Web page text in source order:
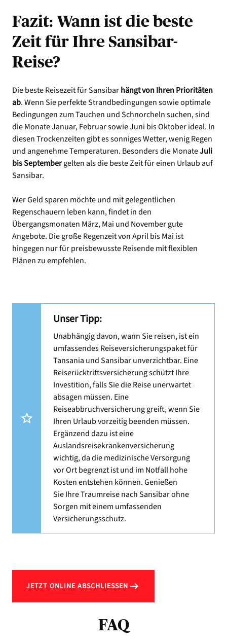
Fazit: Wann ist die beste
Zeit für Ihre Sansibar-
Reise?
Die beste Reisezeit für Sansibarhängt von Ihren Prioritäten
ab. Wenn Sie perfekte Strandbedingungen sowie optimale
Bedingungen zum Tauchen und Schnorcheln suchen, sind
die Monate Januar, Februar sowie Juni bis Oktober ideal. In
diesen Trockenzeiten gibt es sonniges Wetter, wenig Regen
und angenehme Temperaturen. Besonders die MonateJuli
bis Septembergelten als die beste Zeit für einen Urlaub auf
Sansibar.
Wer Geld sparen möchte und mit gelegentlichen
Regenschauern leben kann, findet in den
Übergangsmonaten März, Mai und November gute
Angebote. Die große Regenzeit von April bis Mai ist
hingegen nur für preisbewusste Reisende mit flexiblen
Plänen zu empfehlen.
Unser Tipp:
Unabhängig davon, wann Sie reisen, ist ein
umfassendes Reiseversicherungspaket für
Tansania und Sansibar unverzichtbar. Eine
Reiserücktrittsversicherung schützt Ihre
Investition, falls Sie die Reise unerwartet
absagen müssen. Eine
Reiseabbruchversicherung greift, wenn Sie
Ihren Urlaub vorzeitig beenden müssen.
Ergänzend dazu ist eine
Auslandsreisekrankenversicherung
wichtig, da die medizinische Versorgung
vor Ort begrenzt ist und im Notfall hohe
Kosten entstehen können. Genießen
Sie Ihre Traumreise nach Sansibar ohne
Sorgen mit einem umfassenden
Versicherungsschutz.
JETZT ONLINE ABSCHLIESSEN
FAQ